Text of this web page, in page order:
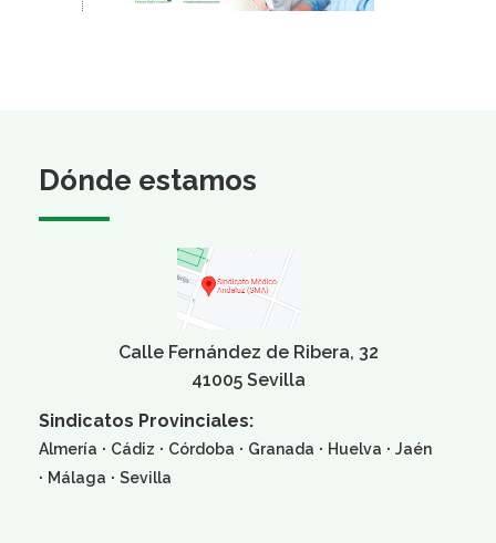
Dónde estamos
Calle Fernández de Ribera, 32
41005 Sevilla
Sindicatos Provinciales:
Almería · Cádiz · Córdoba · Granada · Huelva · Jaén
· Málaga · Sevilla